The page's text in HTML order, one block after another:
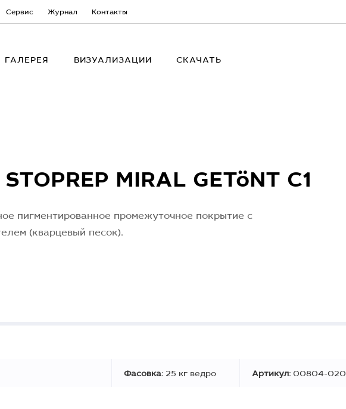
Сервис Журнал Контакты
ГАЛЕРЕЯ ВИЗУАЛИЗАЦИИ СКАЧАТЬ
MIRAL GETöNT C1
пигментированное промежуточное покрытие с
(кварцевый песок).
Фасовка: 25 кг ведро Артикул: 00804-020